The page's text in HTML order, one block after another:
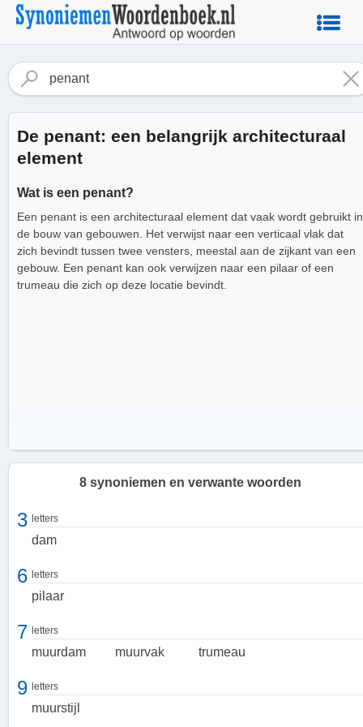
De penant: een belangrijk architecturaal
element
Wat is een penant?
Een penant is een architecturaal element dat vaak wordt gebruikt in
de bouw van gebouwen. Het verwijst naar een verticaal vlak dat
zich bevindt tussen twee vensters, meestal aan de zijkant van een
gebouw. Een penant kan ook verwijzen naar een pilaar of een
trumeau die zich op deze locatie bevindt.
De functie van een penant
Een penant heeft zowel een functionele als een decoratieve
8 synoniemen en verwante woorden
3 letters
dam
6 letters
pilaar
7 letters
muurdam muurvak trumeau
9 letters
muurstijl